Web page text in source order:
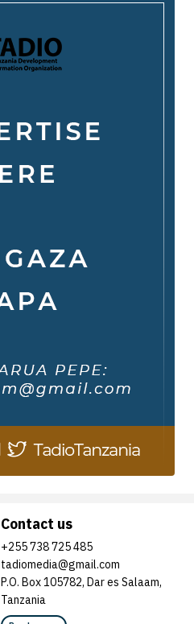
Contact us
+255 738 725 485
tadiomedia@gmail.com
P.O. Box 105782, Dar es Salaam,
Tanzania